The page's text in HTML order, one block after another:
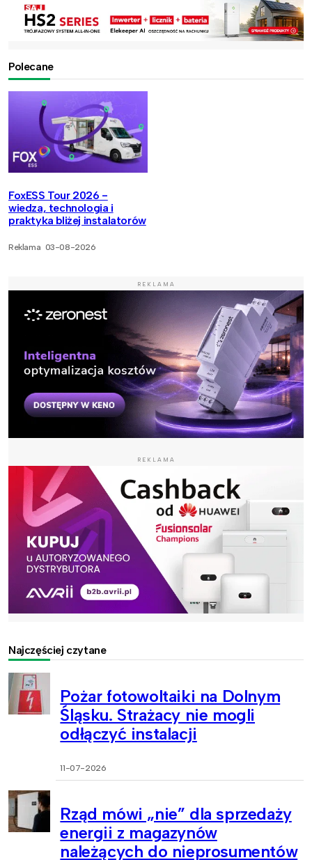
Polecane
FoxESS Tour 2026 -
wiedza, technologia i
praktyka bliżej instalatorów
Reklama 03-08-2026
REKLAMA
REKLAMA
Najczęściej czytane
Pożar fotowoltaiki na Dolnym
Śląsku. Strażacy nie mogli
odłączyć instalacji
11-07-2026
Rząd mówi „nie” dla sprzedaży
energii z magazynów
należących do nieprosumentów